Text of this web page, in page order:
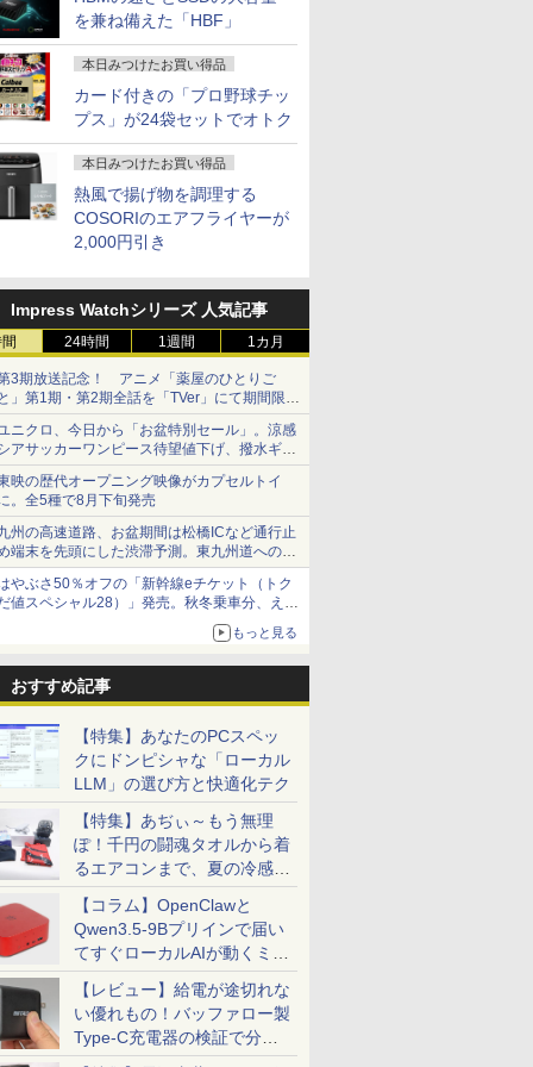
を兼ね備えた「HBF」
本日みつけたお買い得品
カード付きの「プロ野球チッ
プス」が24袋セットでオトク
本日みつけたお買い得品
熱風で揚げ物を調理する
COSORIのエアフライヤーが
2,000円引き
Impress Watchシリーズ 人気記事
24時間 1週間 1カ月
3期放送記念！ アニメ「薬屋のひとりご
」第1期・第2期全話を「TVer」にて期間限定
順次無料配信開始
ニクロ、今日から「お盆特別セール」。涼感
アサッカーワンピース待望値下げ、撥水ギア
ョーツは1990円に
映の歴代オープニング映像がカプセルトイ
。全5種で8月下旬発売
州の高速道路、お盆期間は松橋ICなど通行止
端末を先頭にした渋滞予測。東九州道への迂
は料金調整を実施
やぶさ50％オフの「新幹線eチケット（トク
値スペシャル28）」発売。秋冬乗車分、えき
もっと見る
おすすめ記事
【特集】あなたのPCスペッ
クにドンピシャな「ローカル
LLM」の選び方と快適化テク
【特集】あぢぃ～もう無理
ぽ！千円の闘魂タオルから着
るエアコンまで、夏の冷感グ
ッズ一挙紹介
【コラム】OpenClawと
Qwen3.5-9Bプリインで届い
てすぐローカルAIが動くミニ
PC「SER9 Pro」
【レビュー】給電が途切れな
い優れもの！バッファロー製
Type-C充電器の検証で分か
ったこと